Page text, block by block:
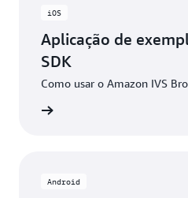
iOS
Aplicação de
SDK
Como usar o Amazon IVS
Android